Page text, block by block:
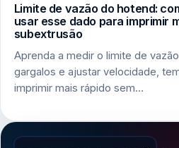
Limite de vazão do hotend:
usar esse dado para imprimir
subextrusão
Aprenda a medir o limite de
gargalos e ajustar velocidade,
imprimir mais rápido sem…